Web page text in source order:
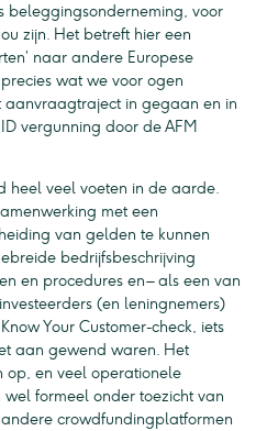
beleggingsonderneming, voor
zijn. Het betreft hier een
naar andere Europese
wat we voor ogen
aanvraagtraject in gegaan en in
vergunning door de AFM
heel veel voeten in de aarde.
met een
van gelden te kunnen
bedrijfsbeschrijving
en procedures en – als een van
(en leningnemers)
Your Customer-check, iets
aan gewend waren. Het
op, en veel operationele
formeel onder toezicht van
crowdfundingplatformen